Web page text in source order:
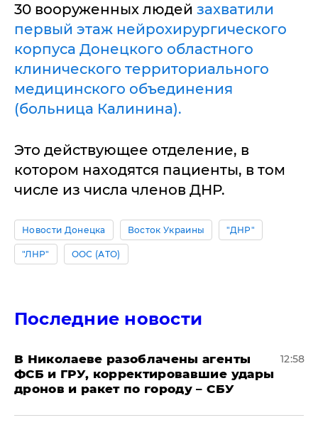
30 вооруженных людей захватили
первый этаж нейрохирургического
корпуса Донецкого областного
клинического территориального
медицинского объединения
(больница Калинина).
Это действующее отделение, в
котором находятся пациенты, в том
числе из числа членов ДНР.
Новости Донецка Восток Украины "ДНР"
"ЛНР" ООС (АТО)
Последние новости
В Николаеве разоблачены агенты
ФСБ и ГРУ, корректировавшие удары
дронов и ракет по городу – СБУ
12:58